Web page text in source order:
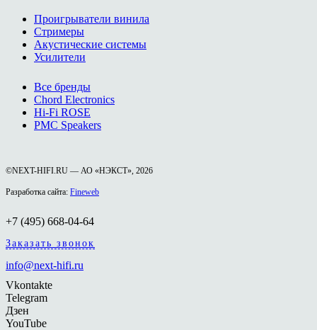
Проигрыватели винила
Стримеры
Акустические системы
Усилители
Все бренды
Chord Electronics
Hi-Fi ROSE
PMC Speakers
©NEXT-HIFI.RU — АО «НЭКСТ», 2026
Разработка сайта: Fineweb
+7 (495) 668-04-64
Заказать звонок
info@next-hifi.ru
Vkontakte
Telegram
Дзен
YouTube